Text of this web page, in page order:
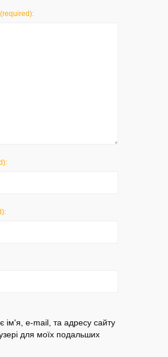
(required):
ім'я, e-mail, та адресу сайту
для моїх подальших